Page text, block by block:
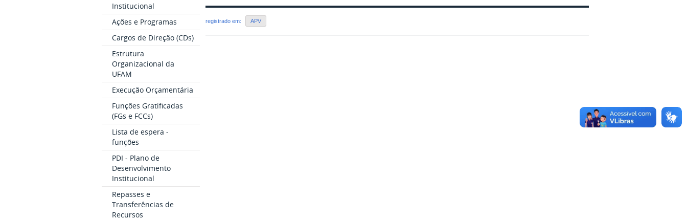
Institucional
Ações e Programas
Cargos de Direção (CDs)
Estrutura
Organizacional da
UFAM
Execução Orçamentária
Funções Gratificadas
(FGs e FCCs)
Lista de espera -
funções
PDI - Plano de
Desenvolvimento
Institucional
Repasses e
Transferências de
Recursos
registrado em: APV